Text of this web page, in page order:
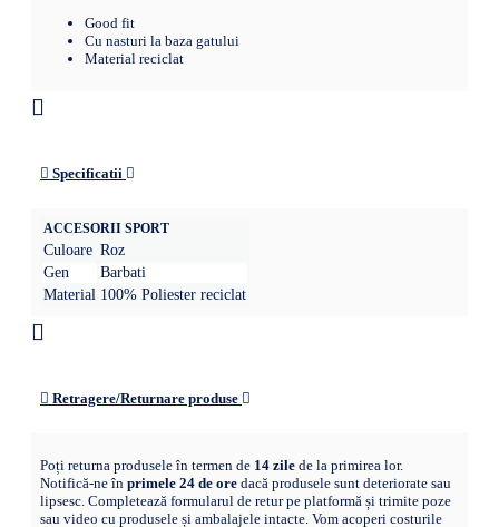
Good fit
Cu nasturi la baza gatului
Material reciclat
Specificatii
ACCESORII SPORT
Culoare Roz
Gen
Barbati
Material 100% Poliester reciclat
Retragere/Returnare produse
Poți returna produsele în termen de 14 zile de la primirea lor.
Notifică-ne în primele 24 de ore dacă produsele sunt deteriorate sau
lipsesc. Completează formularul de retur pe platformă și trimite poze
sau video cu produsele și ambalajele intacte. Vom acoperi costurile